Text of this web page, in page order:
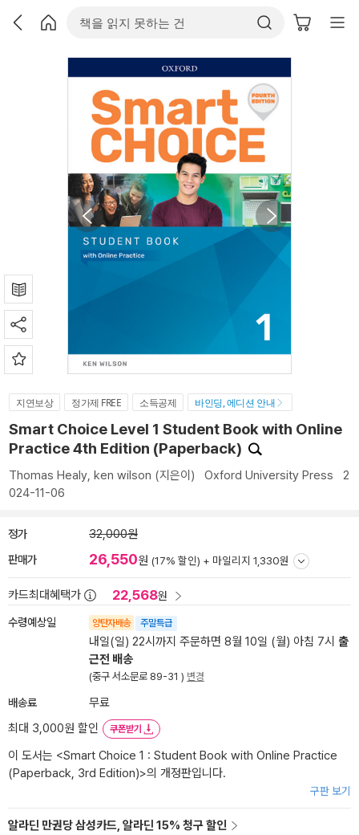
지연보상 정가제 FREE 소득공제 바인딩, 에디션 안내
Smart Choice Level 1 Student Book with Online
Practice 4th Edition (Paperback)
Thomas Healy, ken wilson (지은이) Oxford University Press 2
024-11-06
정가 32,000원
판매가 26,550원 (17% 할인) + 마일리지 1,330원
카드최대혜택가 22,568원
수령예상일 양탄자배송 주말특급
내일(일) 22시까지 주문하면 8월 10일 (월) 아침 7시 출
근전 배송
(중구 서소문로 89-31 ) 변경
배송료
무료
최대 3,000원 할인
쿠폰받기
이 도서는 <Smart Choice 1 : Student Book with Online Practice
(Paperback, 3rd Edition)>의 개정판입니다.
구판 보기
알라딘 만권당 삼성카드, 알라딘 15% 청구 할인